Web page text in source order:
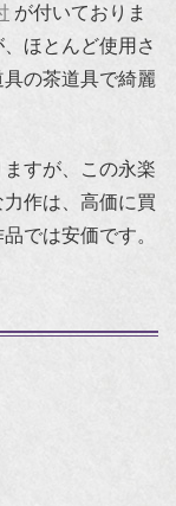
が付いておりま
ほとんど使用さ
の茶道具で綺麗
すが、この永楽
作は、高価に買
では安価です。